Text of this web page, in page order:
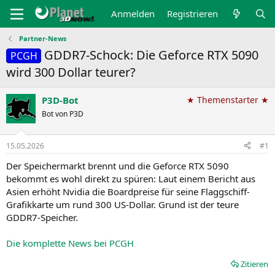
Anmelden Registrieren
Partner-News
PCGH GDDR7-Schock: Die Geforce RTX 5090
wird 300 Dollar teurer?
P3D-Bot
Bot von P3D
★ Themenstarter ★
15.05.2026 #1
Der Speichermarkt brennt und die Geforce RTX 5090
bekommt es wohl direkt zu spüren: Laut einem Bericht aus
Asien erhöht Nvidia die Boardpreise für seine Flaggschiff-
Grafikkarte um rund 300 US-Dollar. Grund ist der teure
GDDR7-Speicher.
Die komplette News bei PCGH
Zitieren